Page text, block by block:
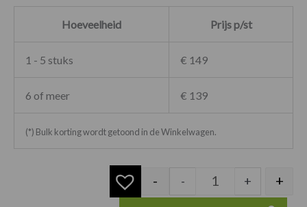
Hoeveelheid Prijs p/st
1 - 5 stuks € 149
6 of meer € 139
(*) Bulk korting wordt getoond in de Winkelwagen.
- - + +